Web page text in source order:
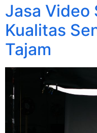
Jasa Video
Kualitas
Tajam